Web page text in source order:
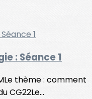
: Séance 1
thème : comment
CG22Le...